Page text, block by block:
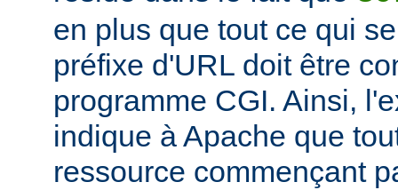
en plus que tout ce qui
préfixe d'URL doit être
programme CGI. Ainsi,
indique à Apache que
ressource commençant